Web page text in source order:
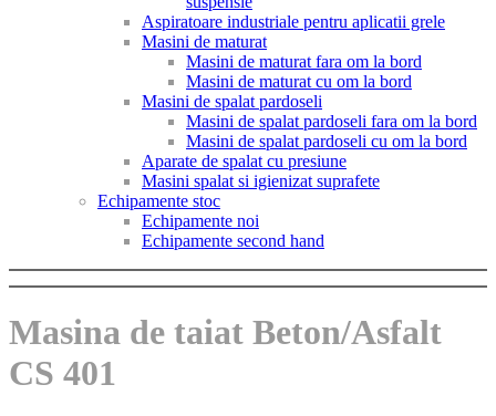
Aspiratoare industriale pentru aplicatii grele
Masini de maturat
Masini de maturat fara om la bord
Masini de maturat cu om la bord
Masini de spalat pardoseli
Masini de spalat pardoseli fara om la bord
Masini de spalat pardoseli cu om la bord
Aparate de spalat cu presiune
Masini spalat si igienizat suprafete
Echipamente stoc
Echipamente noi
Echipamente second hand
Masina de taiat Beton/Asfalt
CS 401